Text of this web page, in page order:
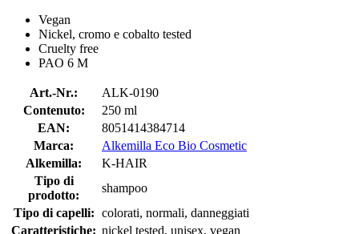
Vegan
Nickel, cromo e cobalto tested
Cruelty free
PAO 6 M
Art.-Nr.:
ALK-0190
Contenuto:
250 ml
EAN:
8051414384714
Marca:
Alkemilla Eco Bio Cosmetic
Alkemilla:
K-HAIR
Tipo di
prodotto:
shampoo
Tipo di capelli: colorati, normali, danneggiati
Caratteristiche: nickel tested, unisex, vegan